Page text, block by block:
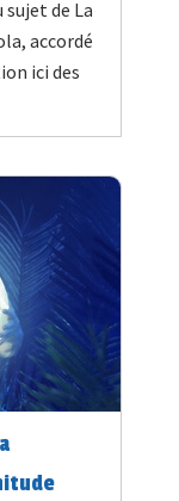
de La
accordé
ici des